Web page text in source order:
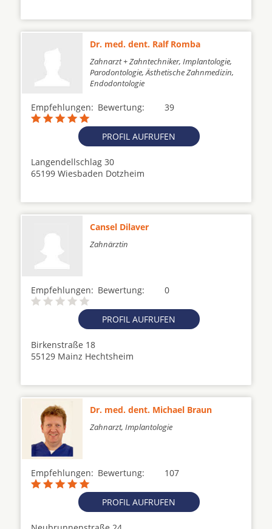
Dr. med. dent. Ralf Romba
Zahnarzt + Zahntechniker, Implantologie,
Parodontologie, Ästhetische Zahnmedizin,
Endodontologie
Empfehlungen: 39
Bewertung:
PROFIL AUFRUFEN
Langendellschlag 30
65199 Wiesbaden Dotzheim
Cansel Dilaver
Zahnärztin
Empfehlungen: 0
Bewertung:
PROFIL AUFRUFEN
Birkenstraße 18
55129 Mainz Hechtsheim
Dr. med. dent. Michael Braun
Zahnarzt, Implantologie
Empfehlungen: 107
Bewertung:
PROFIL AUFRUFEN